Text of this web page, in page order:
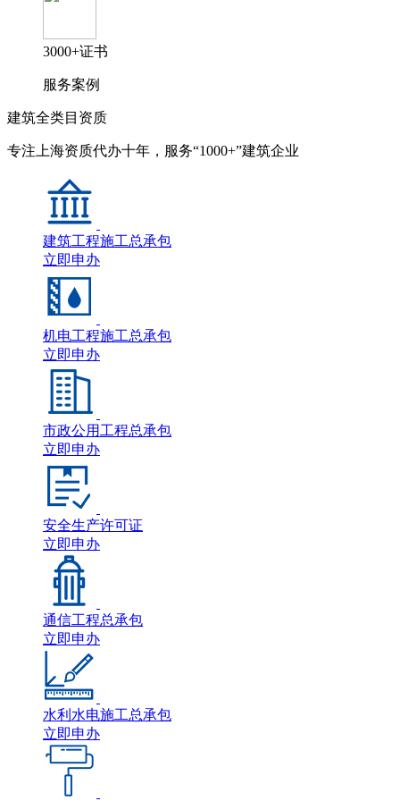
3000+证书
服务案例
建筑全类目资质
专注上海资质代办十年，服务“1000+”建筑企业
建筑工程施工总承包
立即申办
机电工程施工总承包
立即申办
市政公用工程总承包
立即申办
安全生产许可证
立即申办
通信工程总承包
立即申办
水利水电施工总承包
立即申办